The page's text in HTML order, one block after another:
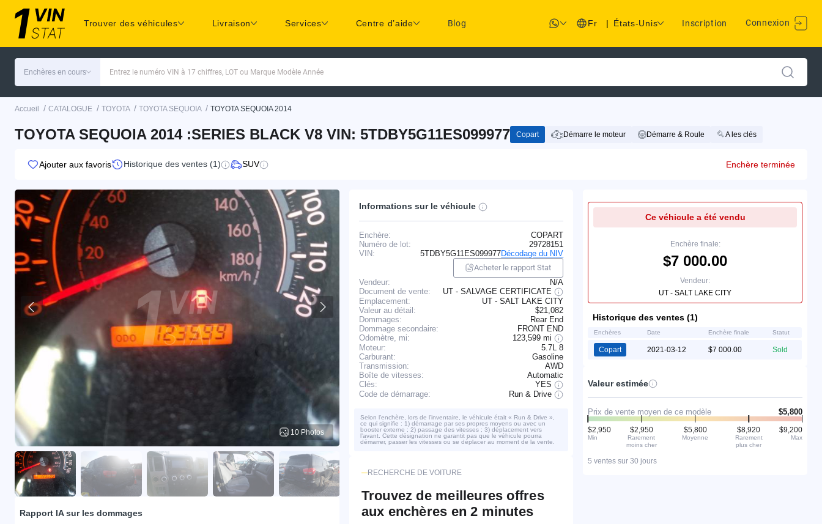
Trouver des véhicules Livraison Services Centre d’aide Blog Fr | États-Unis Inscription Connexion
Enchères en cours Entrez le numéro VIN à 17 chiffres, LOT ou Marque Modèle Année
Accueil / CATALOGUE / TOYOTA / TOYOTA SEQUOIA / TOYOTA SEQUOIA 2014
TOYOTA SEQUOIA 2014 :SERIES BLACK V8 VIN: 5TDBY5G11ES099977 Copart Démarre le moteur Démarre & Roule A les clés
Ajouter aux favoris Historique des ventes (1) SUV Enchère terminée
10 Photos
Rapport IA sur les dommages
Informations sur le véhicule
Enchère:
COPART
Numéro de lot:
29728151
VIN:
5TDBY5G11ES099977Décodage du NIV
Acheter le rapport Stat
Vendeur:
N/A
Document de vente:
UT - SALVAGE CERTIFICATE
Emplacement:
UT - SALT LAKE CITY
Valeur au détail:
$21,082
Dommages:
Rear End
Dommage secondaire:
FRONT END
Odomètre, mi:
123,599 mi
Moteur:
5.7L 8
Carburant:
Gasoline
Transmission:
AWD
Boîte de vitesses:
Automatic
Clés:
YES
Code de démarrage:
Run & Drive
Selon l’enchère, lors de l’inventaire, le véhicule était « Run & Drive »,
ce qui signifie : 1) démarrage par ses propres moyens ou avec un
booster externe ; 2) passage des vitesses ; 3) déplacement vers
l’avant. Cette désignation ne garantit pas que le véhicule pourra
démarrer, passer les vitesses ou se déplacer au moment de la vente.
RECHERCHE DE VOITURE
Trouvez de meilleures offres
aux enchères en 2 minutes
Ce véhicule a été vendu
Enchère finale:
$7 000.00
Vendeur:
UT - SALT LAKE CITY
Historique des ventes (1)
Enchères Date Enchère finale Statut
Copart 2021-03-12 $7 000.00 Sold
Valeur estimée
Prix de vente moyen de ce modèle $5,800
$2,950
Min
$2,950
Rarement
moins cher
$5,800
Moyenne
$8,920
Rarement
plus cher
$9,200
Max
5 ventes sur 30 jours